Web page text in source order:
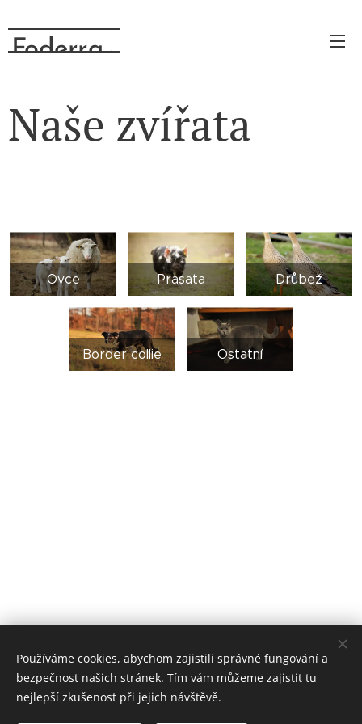
Foderra.cz
Naše zvířata
Ovce Prasata Drůbež
Border collie Ostatní
Používáme cookies, abychom zajistili správné fungování a
bezpečnost našich stránek. Tím vám můžeme zajistit tu
nejlepší zkušenost při jejich návštěvě.